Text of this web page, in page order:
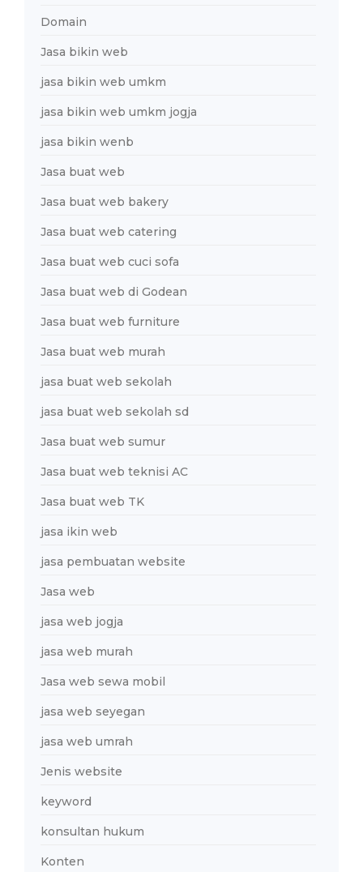
Domain
Jasa bikin web
jasa bikin web umkm
jasa bikin web umkm jogja
jasa bikin wenb
Jasa buat web
Jasa buat web bakery
Jasa buat web catering
Jasa buat web cuci sofa
Jasa buat web di Godean
Jasa buat web furniture
Jasa buat web murah
jasa buat web sekolah
jasa buat web sekolah sd
Jasa buat web sumur
Jasa buat web teknisi AC
Jasa buat web TK
jasa ikin web
jasa pembuatan website
Jasa web
jasa web jogja
jasa web murah
Jasa web sewa mobil
jasa web seyegan
jasa web umrah
Jenis website
keyword
konsultan hukum
Konten